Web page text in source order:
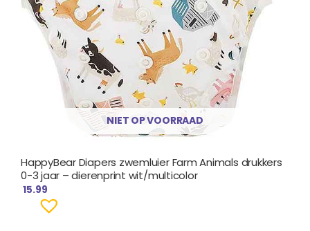
NIET OP VOORRAAD
HappyBear Diapers zwemluier Farm Animals drukkers
0-3 jaar – dierenprint wit/multicolor
15.99